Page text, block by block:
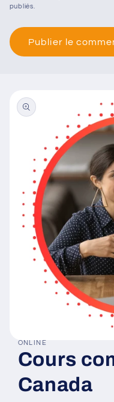
publiés.
Ouvrir
média
dans
une
ONLINE
Cours
Canada